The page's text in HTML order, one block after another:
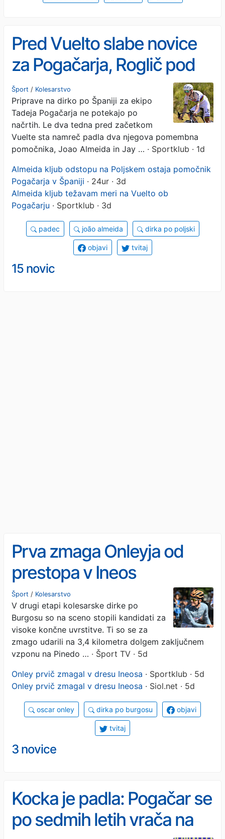
Pred Vuelto slabe novice
za Pogačarja, Roglič pod
vprašajem
Šport / Kolesarstvo
Priprave na dirko po Španiji za ekipo
Tadeja Pogačarja ne potekajo po
načrtih. Le dva tedna pred začetkom
Vuelte sta namreč padla dva njegova pomembna
pomočnika, Joao Almeida in Jay … · Sportklub · 1d
Almeida kljub odstopu na Poljskem ostaja pomočnik
Pogačarja v Španiji · 24ur · 3d
Almeida kljub težavam meri na Vuelto ob
Pogačarju · Sportklub · 3d
padec joão almeida dirka po poljski
objavi tvitaj
15 novic
Prva zmaga Onleyja od
prestopa v Ineos
Šport / Kolesarstvo
V drugi etapi kolesarske dirke po
Burgosu so na sceno stopili kandidati za
visoke končne uvrstitve. Ti so se za
zmago udarili na 3,4 kilometra dolgem zaključnem
vzponu na Pinedo … · Šport TV · 5d
Onley prvič zmagal v dresu Ineosa · Sportklub · 5d
Onley prvič zmagal v dresu Ineosa · Siol.net · 5d
oscar onley dirka po burgosu objavi
tvitaj
3 novice
Kocka je padla: Pogačar se
po sedmih letih vrača na